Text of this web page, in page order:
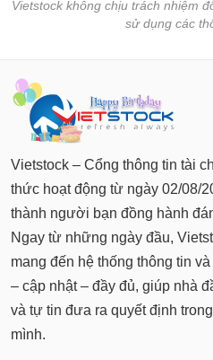
Vietstock không chịu trách nhiệm
sử dụng các
Vietstock – Cổng thông tin tài
thức hoạt động từ ngày 02/08/
thành người bạn đồng hành
Ngay từ những ngày đầu,
mang đến hệ thống thông tin
– cập nhật – đầy đủ, giúp nhà
và tự tin đưa ra quyết định
mình.
Tất cả Cổ phiếu Chỉ số
(-)
Tất cả Người nội bộ
Tin
tức
(-)
Bài
viết
của
tác
giả
(-)